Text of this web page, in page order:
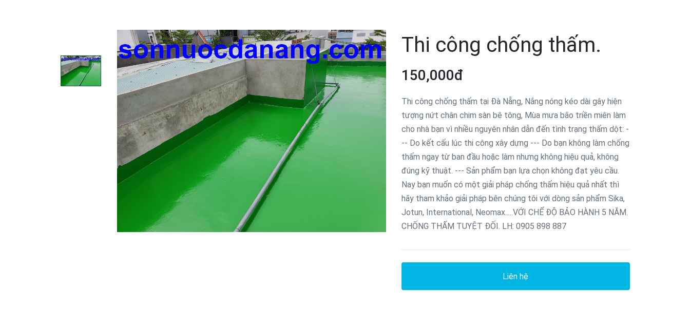
Thi công chống thấm.
150,000đ
Thi công chống thấm tại Đà Nẵng, Nắng nóng kéo dài gây hiện
tượng nứt chân chim sàn bê tông, Mùa mưa bão triền miên làm
cho nhà bạn vì nhiều nguyên nhân dẫn đến tình trạng thấm dột: -
-- Do kết cấu lúc thi công xây dựng --- Do bạn không làm chống
thấm ngay từ ban đầu hoặc làm nhưng không hiệu quả, không
đúng kỹ thuật. --- Sản phẩm bạn lựa chọn không đạt yêu cầu.
Nay bạn muốn có một giải pháp chống thấm hiệu quả nhất thì
hãy tham khảo giải pháp bên chúng tôi với dòng sản phẩm Sika,
Jotun, International, Neomax.....VỚI CHẾ ĐỘ BẢO HÀNH 5 NĂM.
CHỐNG THẤM TUYỆT ĐỐI. LH: 0905 898 887
Liên hệ